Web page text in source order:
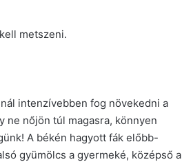
metszeni.
intenzívebben fog növekedni a
ne nőjön túl magasra, könnyen
A békén hagyott fák előbb-
gyümölcs a gyermeké, középső a